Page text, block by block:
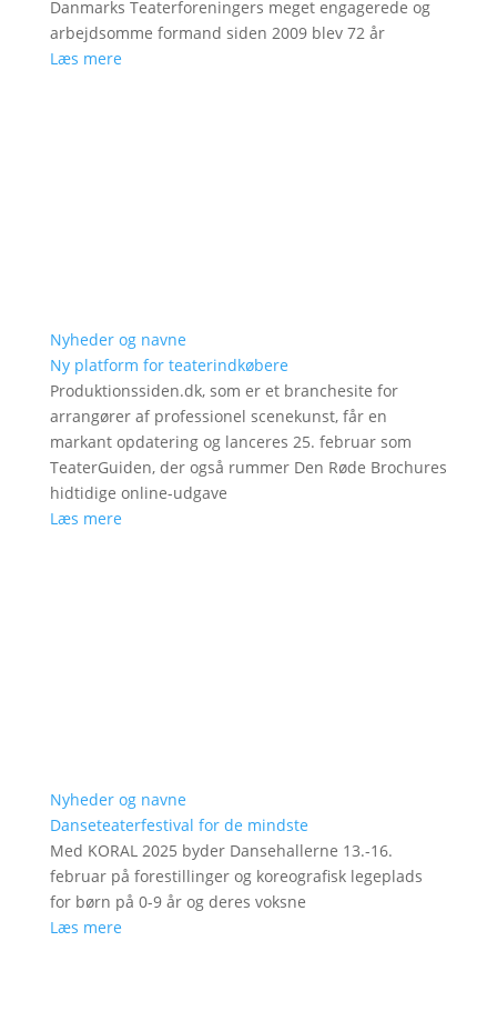
Danmarks Teaterforeningers meget engagerede og
arbejdsomme formand siden 2009 blev 72 år
Læs mere
Nyheder og navne
Ny platform for teaterindkøbere
Produktionssiden.dk, som er et branchesite for
arrangører af professionel scenekunst, får en
markant opdatering og lanceres 25. februar som
TeaterGuiden, der også rummer Den Røde Brochures
hidtidige online-udgave
Læs mere
Nyheder og navne
Danseteaterfestival for de mindste
Med KORAL 2025 byder Dansehallerne 13.-16.
februar på forestillinger og koreografisk legeplads
for børn på 0-9 år og deres voksne
Læs mere